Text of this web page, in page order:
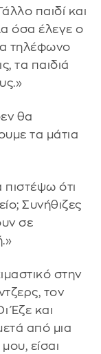
παιδί και
όσα έλεγε ο
τηλέφωνο
τα παιδιά
θα
τα μάτια
ότι
Συνήθιζες
σε
στην
τον
Έζε και
από μια
είσαι